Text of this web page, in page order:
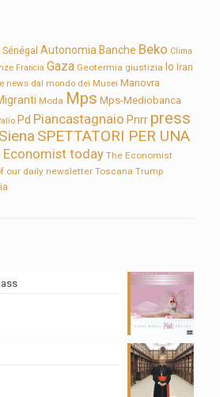
Sénégal Autonomia Banche Beko Clima
Francia Gaza Geotermia giustizia Io Iran
news dal mondo dei Musei Manovra
Moda Mps Mps-Mediobanca
Pd Piancastagnaio Pnrr press
Siena SPETTATORI PER UNA
Economist today The Economist
our daily newsletter Toscana Trump